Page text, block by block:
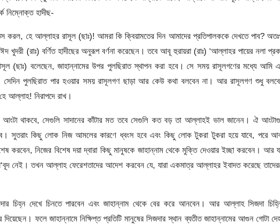
নিম্নোক্ত হাদীছ-
করল, হে আল্লাহর রাসূল (ছাঃ)! আমরা কি ক্বিয়ামতের দিন আমাদের প্রতিপালককে দেখতে পাব?
খুদরী (রাঃ) বর্ণিত হাদীছের অনুরূপ বর্ণনা করেছেন। তবে আবূ হুরায়রা (রাঃ) ‘আল্লাহর পায়ের নলা
(ছাঃ) বলেছেন, জাহান্নামের উপর পুলছিরাত স্থাপন করা হবে। সে সময় রাসূলগণের মধ্যে আমি
সেদিন পুলছিরাত পার হওয়ার সময় রাসূলগণ ছাড়া আর কেউ কথা বলবেন না। আর রাসূলগণ শুধু
আল্লাহ! নিরাপদে রাখ।
আংটা থাকবে, সেগুলি সাদানের কাঁটার মত তবে সেগুলি কত বড় তা আল্লাহই ভাল জানেন। ঐ
কিছু লোক নিজ আমলের কারণে ধ্বংস হবে এবং কিছু লোক টুকরা টুকরা হয়ে যাবে, পরে
করবেন, নিজের বিশেষ দয়া দ্বারা কিছু মানুষকে জাহান্নাম থেকে মুক্তি দেওয়ার ইচ্ছা করবেন। আর
নেই। তখন আল্লাহ ফেরেশতাদের আদেশ করবেন যে, যারা একমাত্র আল্লাহর ইবাদত করেছে
চিহ্ন দেখে চিনতে পারবেন এবং জাহান্নাম থেকে বের করে আনবেন। আর আল্লাহ সিজদা
ফলে জাহান্নামে নিক্ষিপ্ত প্রতিটি মানুষের সিজদার স্থান ব্যতীত জাহান্নামের আগুন গোটা